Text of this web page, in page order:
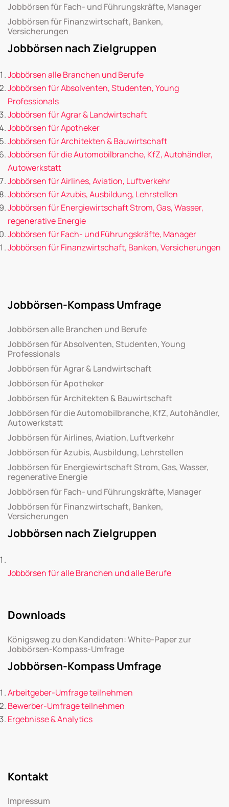
Jobbörsen für Fach- und Führungskräfte, Manager
Jobbörsen für Finanzwirtschaft, Banken,
Versicherungen
Jobbörsen nach Zielgruppen
Jobbörsen alle Branchen und Berufe
Jobbörsen für Absolventen, Studenten, Young
Professionals
Jobbörsen für Agrar & Landwirtschaft
Jobbörsen für Apotheker
Jobbörsen für Architekten & Bauwirtschaft
Jobbörsen für die Automobilbranche, KfZ, Autohändler,
Autowerkstatt
Jobbörsen für Airlines, Aviation, Luftverkehr
Jobbörsen für Azubis, Ausbildung, Lehrstellen
Jobbörsen für Energiewirtschaft Strom, Gas, Wasser,
regenerative Energie
Jobbörsen für Fach- und Führungskräfte, Manager
Jobbörsen für Finanzwirtschaft, Banken, Versicherungen
Jobbörsen-Kompass Umfrage
Jobbörsen alle Branchen und Berufe
Jobbörsen für Absolventen, Studenten, Young
Professionals
Jobbörsen für Agrar & Landwirtschaft
Jobbörsen für Apotheker
Jobbörsen für Architekten & Bauwirtschaft
Jobbörsen für die Automobilbranche, KfZ, Autohändler,
Autowerkstatt
Jobbörsen für Airlines, Aviation, Luftverkehr
Jobbörsen für Azubis, Ausbildung, Lehrstellen
Jobbörsen für Energiewirtschaft Strom, Gas, Wasser,
regenerative Energie
Jobbörsen für Fach- und Führungskräfte, Manager
Jobbörsen für Finanzwirtschaft, Banken,
Versicherungen
Jobbörsen nach Zielgruppen
Jobbörsen für alle Branchen und alle Berufe
Downloads
Königsweg zu den Kandidaten: White-Paper zur
Jobbörsen-Kompass-Umfrage
Jobbörsen-Kompass Umfrage
Arbeitgeber-Umfrage teilnehmen
Bewerber-Umfrage teilnehmen
Ergebnisse & Analytics
Kontakt
Impressum